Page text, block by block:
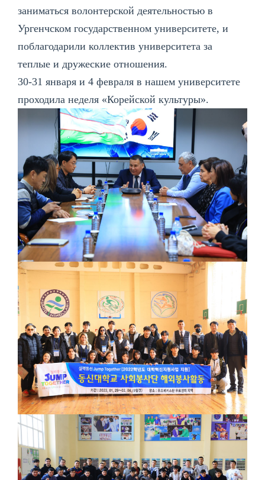
заниматься волонтерской деятельностью в
Ургенчском государственном университете, и
поблагодарили коллектив университета за
теплые и дружеские отношения.
30-31 января и 4 февраля в нашем университете
проходила неделя «Корейской культуры».